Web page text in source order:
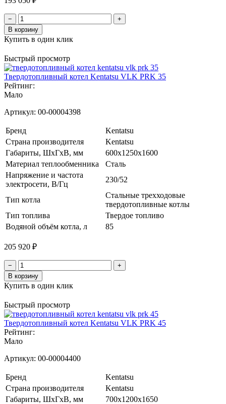
−
+
В корзину
Купить в один клик
Быстрый просмотр
Твердотопливный котел Kentatsu VLK PRK 35
Рейтинг:
Мало
Артикул: 00-00004398
Бренд
Kentatsu
Страна производителя
Kentatsu
Габариты, ШхГхВ, мм
600x1250x1600
Материал теплообменника
Сталь
Напряжение и частота
электросети, В/Гц
230/52
Тип котла
Стальные трехходовые
твердотопливные котлы
Тип топлива
Твердое топливо
Водяной объём котла, л
85
205 920 ₽
−
+
В корзину
Купить в один клик
Быстрый просмотр
Твердотопливный котел Kentatsu VLK PRK 45
Рейтинг:
Мало
Артикул: 00-00004400
Бренд
Kentatsu
Страна производителя
Kentatsu
Габариты, ШхГхВ, мм
700x1200x1650